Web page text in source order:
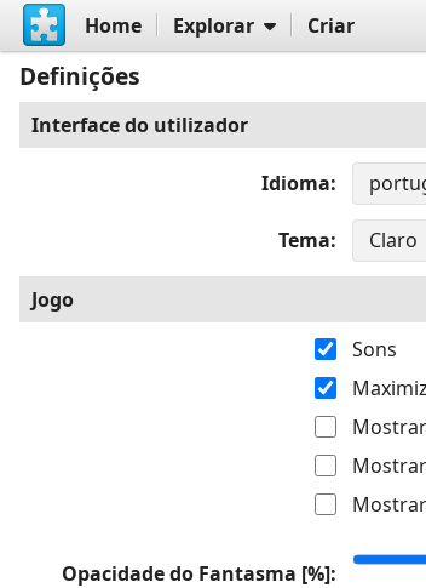
Home Explorar Criar
Definições
Interface do utilizador
Idioma
Tema
Jogo
Sons
Opacidade do Fantasma [%]